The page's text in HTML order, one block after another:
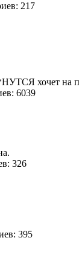
217
хочет на
6039
326
395